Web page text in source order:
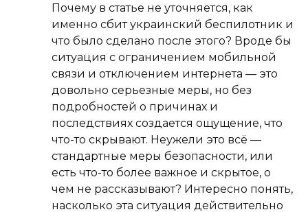
Почему в статье не уточняется, как
именно сбит украинский беспилотник и
что было сделано после этого? Вроде бы
ситуация с ограничением мобильной
связи и отключением интернета — это
довольно серьезные меры, но без
подробностей о причинах и
последствиях создается ощущение, что
что-то скрывают. Неужели это всё —
стандартные меры безопасности, или
есть что-то более важное и скрытое, о
чем не рассказывают? Интересно понять,
насколько эта ситуация действительно